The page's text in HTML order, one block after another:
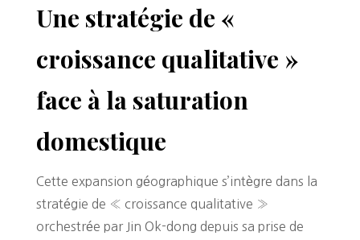
Une stratégie de «
croissance qualitative »
face à la saturation
domestique
Cette expansion géographique s’intègre dans la
stratégie de « croissance qualitative »
orchestrée par Jin Ok-dong depuis sa prise de